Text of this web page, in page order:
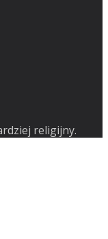
religijny.